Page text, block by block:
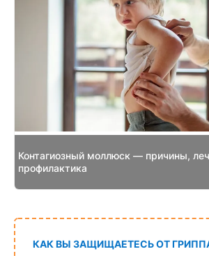
Контагиозный моллюск — причины,
профилактика
КАК ВЫ ЗАЩИЩАЕТЕСЬ ОТ